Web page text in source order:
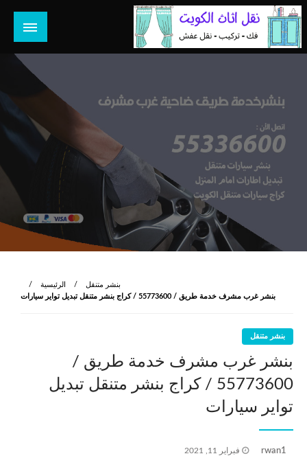
التخطي
إلى
المحتوى
هل تبحث عن أفضل خدمات بالكويت؟ خدمة فك نقل تركيب صيانة
الرئيسية
بنشر متنقل
بنشر غرب مشرف خدمة طريق / 55773600‬ / كراج بنشر متنقل تبديل تواير سيارات
بنشر متنقل
بنشر غرب مشرف خدمة طريق /
55773600‬ / كراج بنشر متنقل تبديل
تواير سيارات
rwan1
نُشر
فبراير 11, 2021